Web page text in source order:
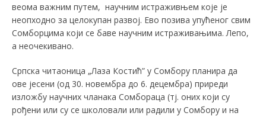
веома важним путем, научним истраживњем које је
неопходно за целокупан развој. Ево позива упућеног свим
Сомборцима који се баве научним истраживањима. Лепо,
а неочекивано.
Српска читаоница „Лаза Костић” у Сомбору планира да
ове јесени (од 30. новембра до 6. децембра) приреди
изложбу научних чланака Сомбораца (тј. оних који су
рођени или су се школовали или радили у Сомбору и на